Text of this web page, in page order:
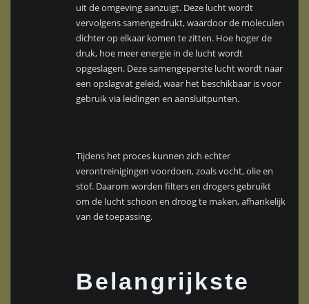
uit de omgeving aanzuigt. Deze lucht wordt
vervolgens samengedrukt, waardoor de moleculen
dichter op elkaar komen te zitten. Hoe hoger de
druk, hoe meer energie in de lucht wordt
opgeslagen. Deze samengeperste lucht wordt naar
een opslagvat geleid, waar het beschikbaar is voor
gebruik via leidingen en aansluitpunten.
Tijdens het proces kunnen zich echter
verontreinigingen voordoen, zoals vocht, olie en
stof. Daarom worden filters en drogers gebruikt
om de lucht schoon en droog te maken, afhankelijk
van de toepassing.
Belangrijkste